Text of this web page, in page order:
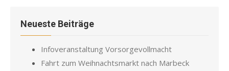
Neueste Beiträge
Infoveranstaltung Vorsorgevollmacht
Fahrt zum Weihnachtsmarkt nach Marbeck